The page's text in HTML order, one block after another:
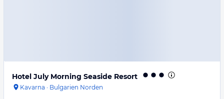
Hotel July Morning Seaside Resort
Kavarna · Bulgarien Norden